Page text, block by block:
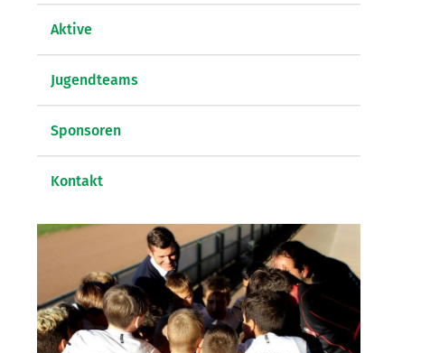
Aktive
Jugendteams
Sponsoren
Kontakt